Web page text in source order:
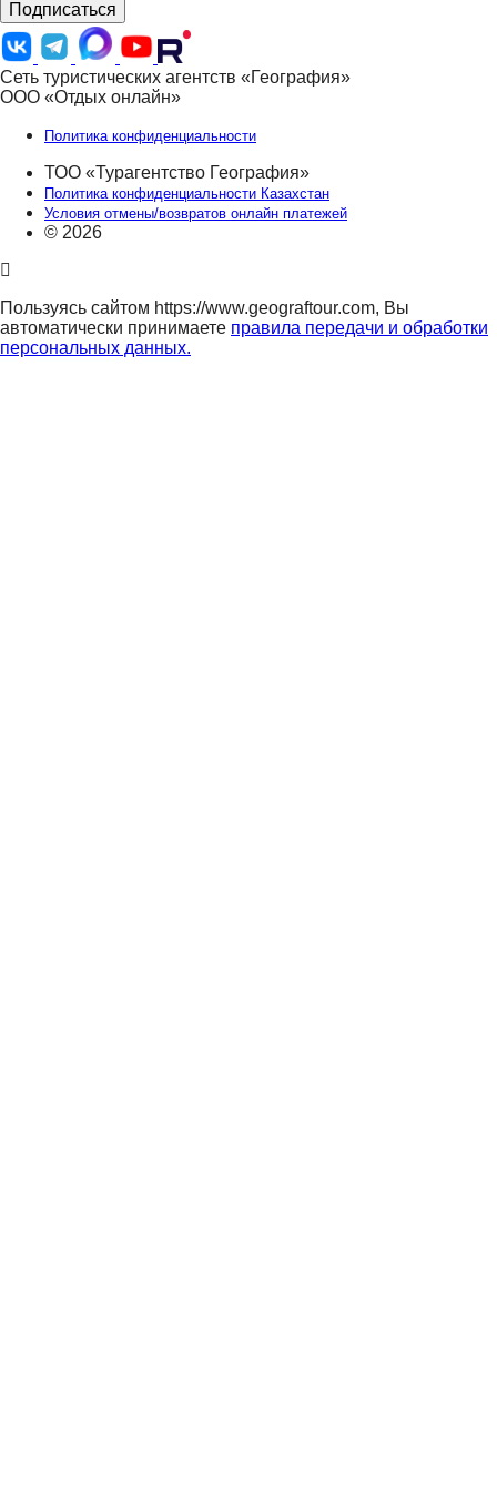
Подписаться
Сеть туристических агентств «География»
ООО «Отдых онлайн»
Политика конфиденциальности
ТОО «Турагентство География»
Политика конфиденциальности Казахстан
Условия отмены/возвратов онлайн платежей
© 2026
Пользуясь сайтом https://www.geograftour.com, Вы
автоматически принимаете правила передачи и обработки
персональных данных.